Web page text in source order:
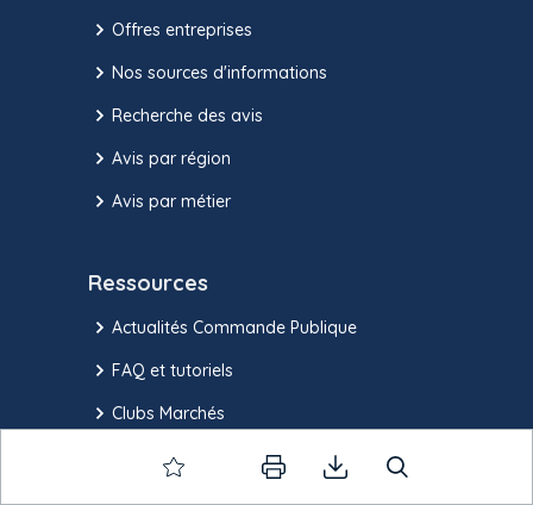
Offres entreprises
Nos sources d'informations
Recherche des avis
Avis par région
Avis par métier
Ressources
Actualités Commande Publique
FAQ et tutoriels
Clubs Marchés
Formulaires de référence